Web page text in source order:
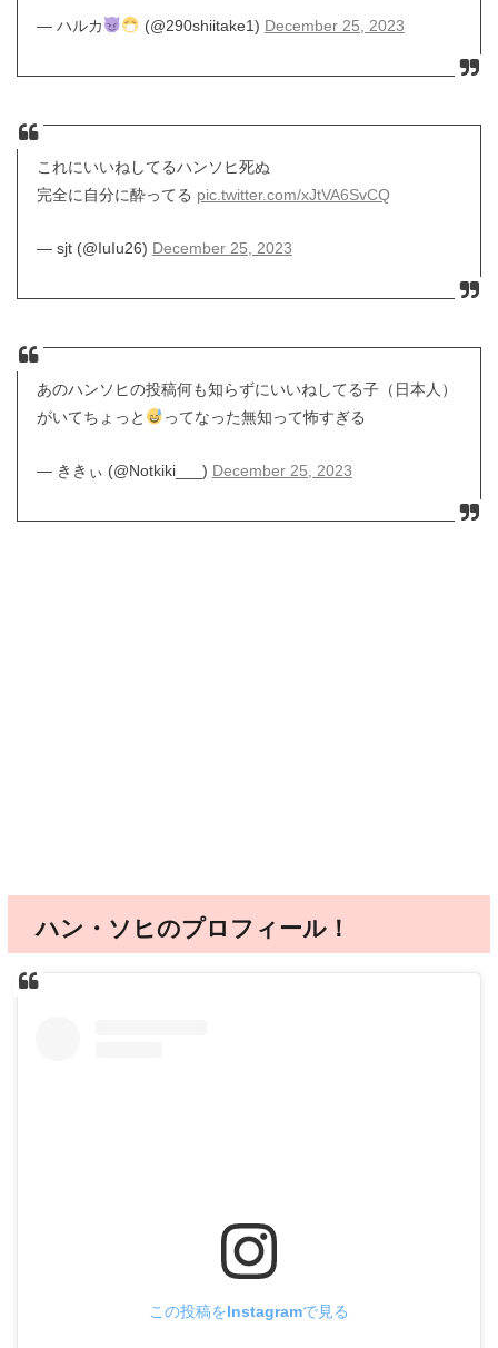
— ハルカ (@290shiitake1) December 25, 2023
これにいいねしてるハンソヒ死ぬ
完全に自分に酔ってる pic.twitter.com/xJtVA6SvCQ
— sjt (@IuIu26) December 25, 2023
あのハンソヒの投稿何も知らずにいいねしてる子（日本人）
がいてちょっと
ってなった無知って怖すぎる
— ききぃ (@Notkiki___) December 25, 2023
ハン・ソヒのプロフィール！
この投稿をInstagramで見る